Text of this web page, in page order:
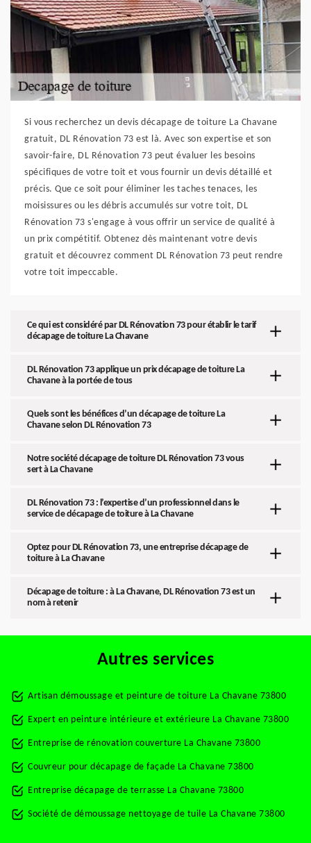
Si vous recherchez un devis décapage de toiture La Chavane
gratuit, DL Rénovation 73 est là. Avec son expertise et son
savoir-faire, DL Rénovation 73 peut évaluer les besoins
spécifiques de votre toit et vous fournir un devis détaillé et
précis. Que ce soit pour éliminer les taches tenaces, les
moisissures ou les débris accumulés sur votre toit, DL
Rénovation 73 s'engage à vous offrir un service de qualité à
un prix compétitif. Obtenez dès maintenant votre devis
gratuit et découvrez comment DL Rénovation 73 peut rendre
votre toit impeccable.
Ce qui est considéré par DL Rénovation 73 pour établir le tarif
décapage de toiture La Chavane
DL Rénovation 73 applique un prix décapage de toiture La
Chavane à la portée de tous
Quels sont les bénéfices d’un décapage de toiture La
Chavane selon DL Rénovation 73
Notre société décapage de toiture DL Rénovation 73 vous
sert à La Chavane
DL Rénovation 73 : l’expertise d’un professionnel dans le
service de décapage de toiture à La Chavane
Optez pour DL Rénovation 73, une entreprise décapage de
toiture à La Chavane
Décapage de toiture : à La Chavane, DL Rénovation 73 est un
nom à retenir
Autres services
Artisan démoussage et peinture de toiture La Chavane 73800
Expert en peinture intérieure et extérieure La Chavane 73800
Entreprise de rénovation couverture La Chavane 73800
Couvreur pour décapage de façade La Chavane 73800
Entreprise décapage de terrasse La Chavane 73800
Société de démoussage nettoyage de tuile La Chavane 73800